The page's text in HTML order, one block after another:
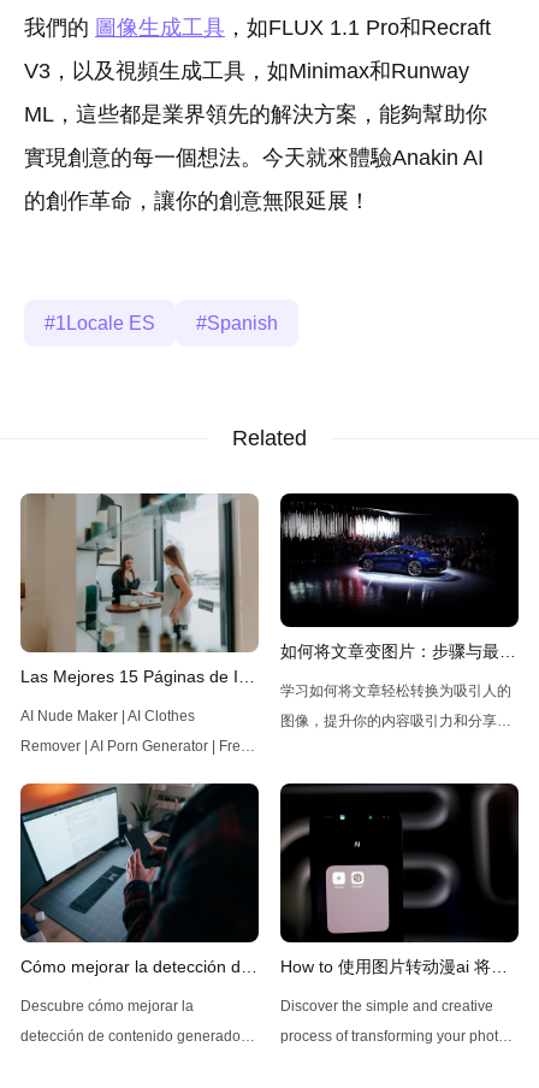
我們的 圖像生成工具 ，如FLUX 1.1 Pro和Recraft
V3，以及視頻生成工具，如Minimax和Runway
ML，這些都是業界領先的解決方案，能夠幫助你
實現創意的每一個想法。今天就來體驗Anakin AI
的創作革命，讓你的創意無限延展！
1Locale ES Spanish
Related
Las Mejores 15 Páginas de IA
Gratuitas para Desnudar
Imágenes
AI Nude Maker | AI Clothes
Remover | AI Porn Generator | Free
Maker | AI Clothes Remover | AI
Porn Generator | Free Undress AIAI
Nude Maker | AI Clothes Remover |
Deep Nude AI | AI Porn Generator |
Flux Dev No RestrictionsFree
如何将文章变图片：步骤与最佳
工具推荐
学习如何将文章轻松转换为吸引人的
图像，提升你的内容吸引力和分享
Cómo mejorar la detección de
IA: técnicas y herramientas
efectivas
Descubre cómo mejorar la
detección de contenido generado
How to 使用图片转动漫ai 将照
片转换为动画风格图像
Discover the simple and creative
process of transforming your photos